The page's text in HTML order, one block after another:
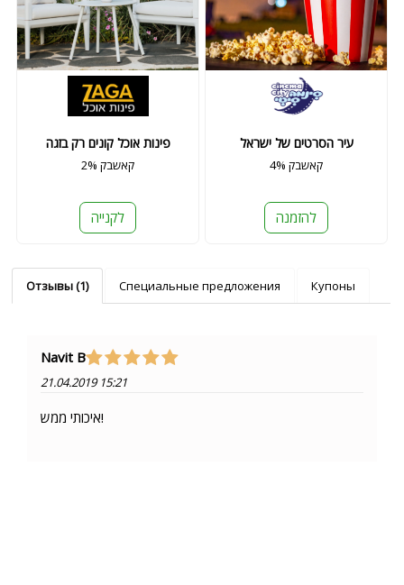
פינות אוכל קונים רק בזגה
2% קאשבק
לקנייה
עיר הסרטים של ישראל
4% קאשבק
להזמנה
Отзывы (1) Специальные предложения Купоны
Navit B
21.04.2019 15:21
איכותי ממש!